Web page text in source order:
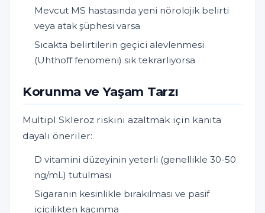
Mevcut MS hastasında yeni nörolojik belirti
veya atak şüphesi varsa
Sıcakta belirtilerin geçici alevlenmesi
(Uhthoff fenomeni) sık tekrarlıyorsa
Korunma ve Yaşam Tarzı
Multipl Skleroz riskini azaltmak için kanıta
dayalı öneriler:
D vitamini düzeyinin yeterli (genellikle 30-50
ng/mL) tutulması
Sigaranın kesinlikle bırakılması ve pasif
içicilikten kaçınma